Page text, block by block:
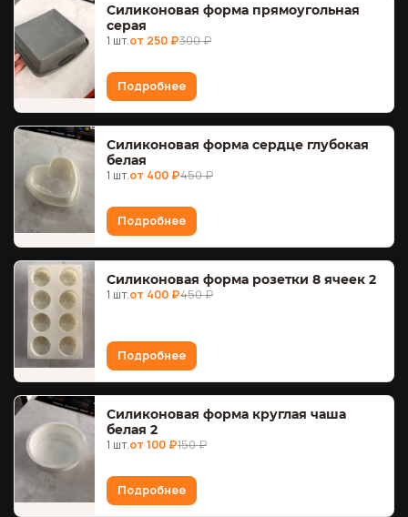
Силиконовая форма прямоугольная
серая
1 шт.от 250 ₽300 ₽
Подробнее
Силиконовая форма сердце глубокая
белая
1 шт.от 400 ₽450 ₽
Подробнее
Силиконовая форма розетки 8 ячеек 2
1 шт.от 400 ₽450 ₽
Подробнее
Силиконовая форма круглая чаша
белая 2
1 шт.от 100 ₽150 ₽
Подробнее